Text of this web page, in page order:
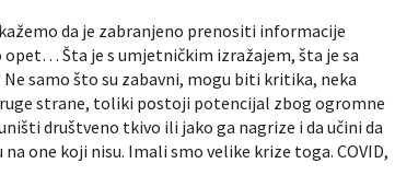
da je zabranjeno prenositi informacije
Šta je s umjetničkim izražajem, šta je sa
samo što su zabavni, mogu biti kritika, neka
strane, toliki postoji potencijal zbog ogromne
društveno tkivo ili jako ga nagrize i da učini da
one koji nisu. Imali smo velike krize toga. COVID,